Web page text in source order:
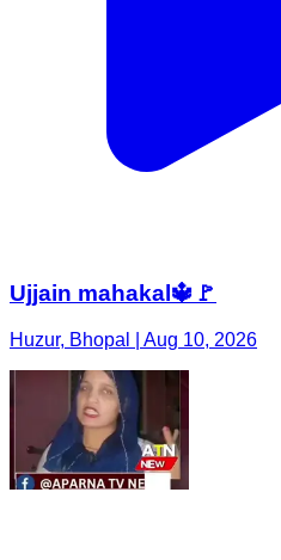
Ujjain mahakal🔱🚩
Huzur, Bhopal | Aug 10, 2026